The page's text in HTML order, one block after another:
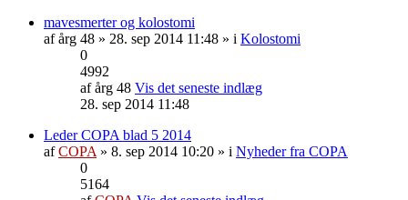
mavesmerter og kolostomi
afårg 48 » 28. sep 2014 11:48 » i Kolostomi
0
4992
afårg 48 Vis det seneste indlæg
28. sep 2014 11:48
Leder COPA blad 5 2014
afCOPA » 8. sep 2014 10:20 » i Nyheder fra COPA
0
5164